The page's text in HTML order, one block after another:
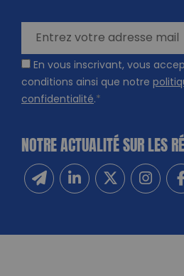
En vous inscrivant, vous
conditions ainsi que notre
confidentialité.*
NOTRE ACTUALITÉ SUR LES